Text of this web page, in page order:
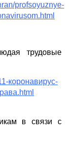
profsoyuznye-
трудовые
коронавирус-
в связи с